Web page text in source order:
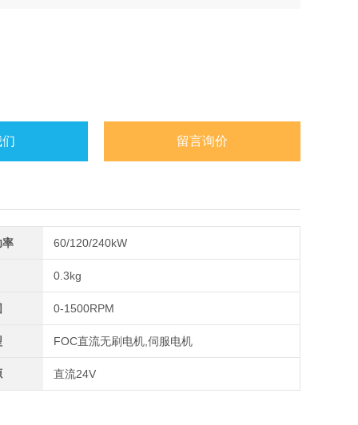
留言询价
率 60/120/240kW
0.3kg
0-1500RPM
FOC直流无刷电机,伺服电机
直流24V